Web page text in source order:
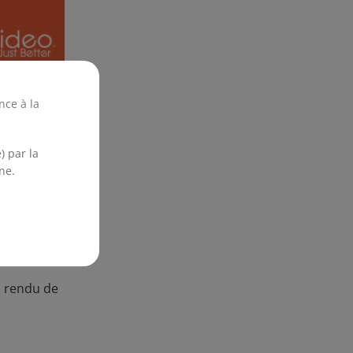
à la
par la
rendu de